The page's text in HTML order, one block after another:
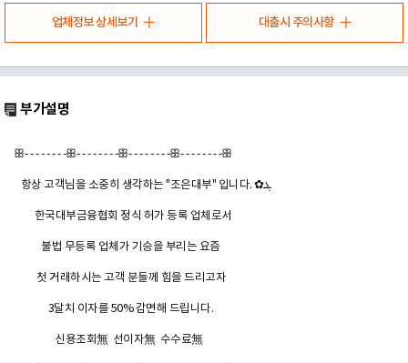
업체정보 상세보기 대출시 주의사항
부가설명
ꕥ- - - - - - - -ꕥ- - - - - - - -ꕥ- - - - - - - -ꕥ- - - - - - - -ꕥ
항상 고객님을 소중히 생각하는 "조은대부" 입니다. ✿ܓ
한국대부금융협회 정식 허가 등록 업체로서
불법 무등록 업체가 기승을 부리는 요즘
첫 거래하시는 고객 분들께 힘을 드리고자
3달치 이자를 50% 감면해 드립니다.
신용조회無 선이자無 수수료無